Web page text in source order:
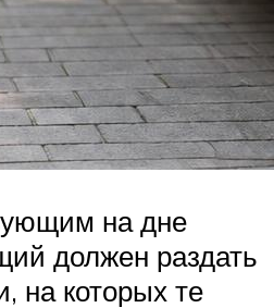
на дне
должен раздать
на которых те